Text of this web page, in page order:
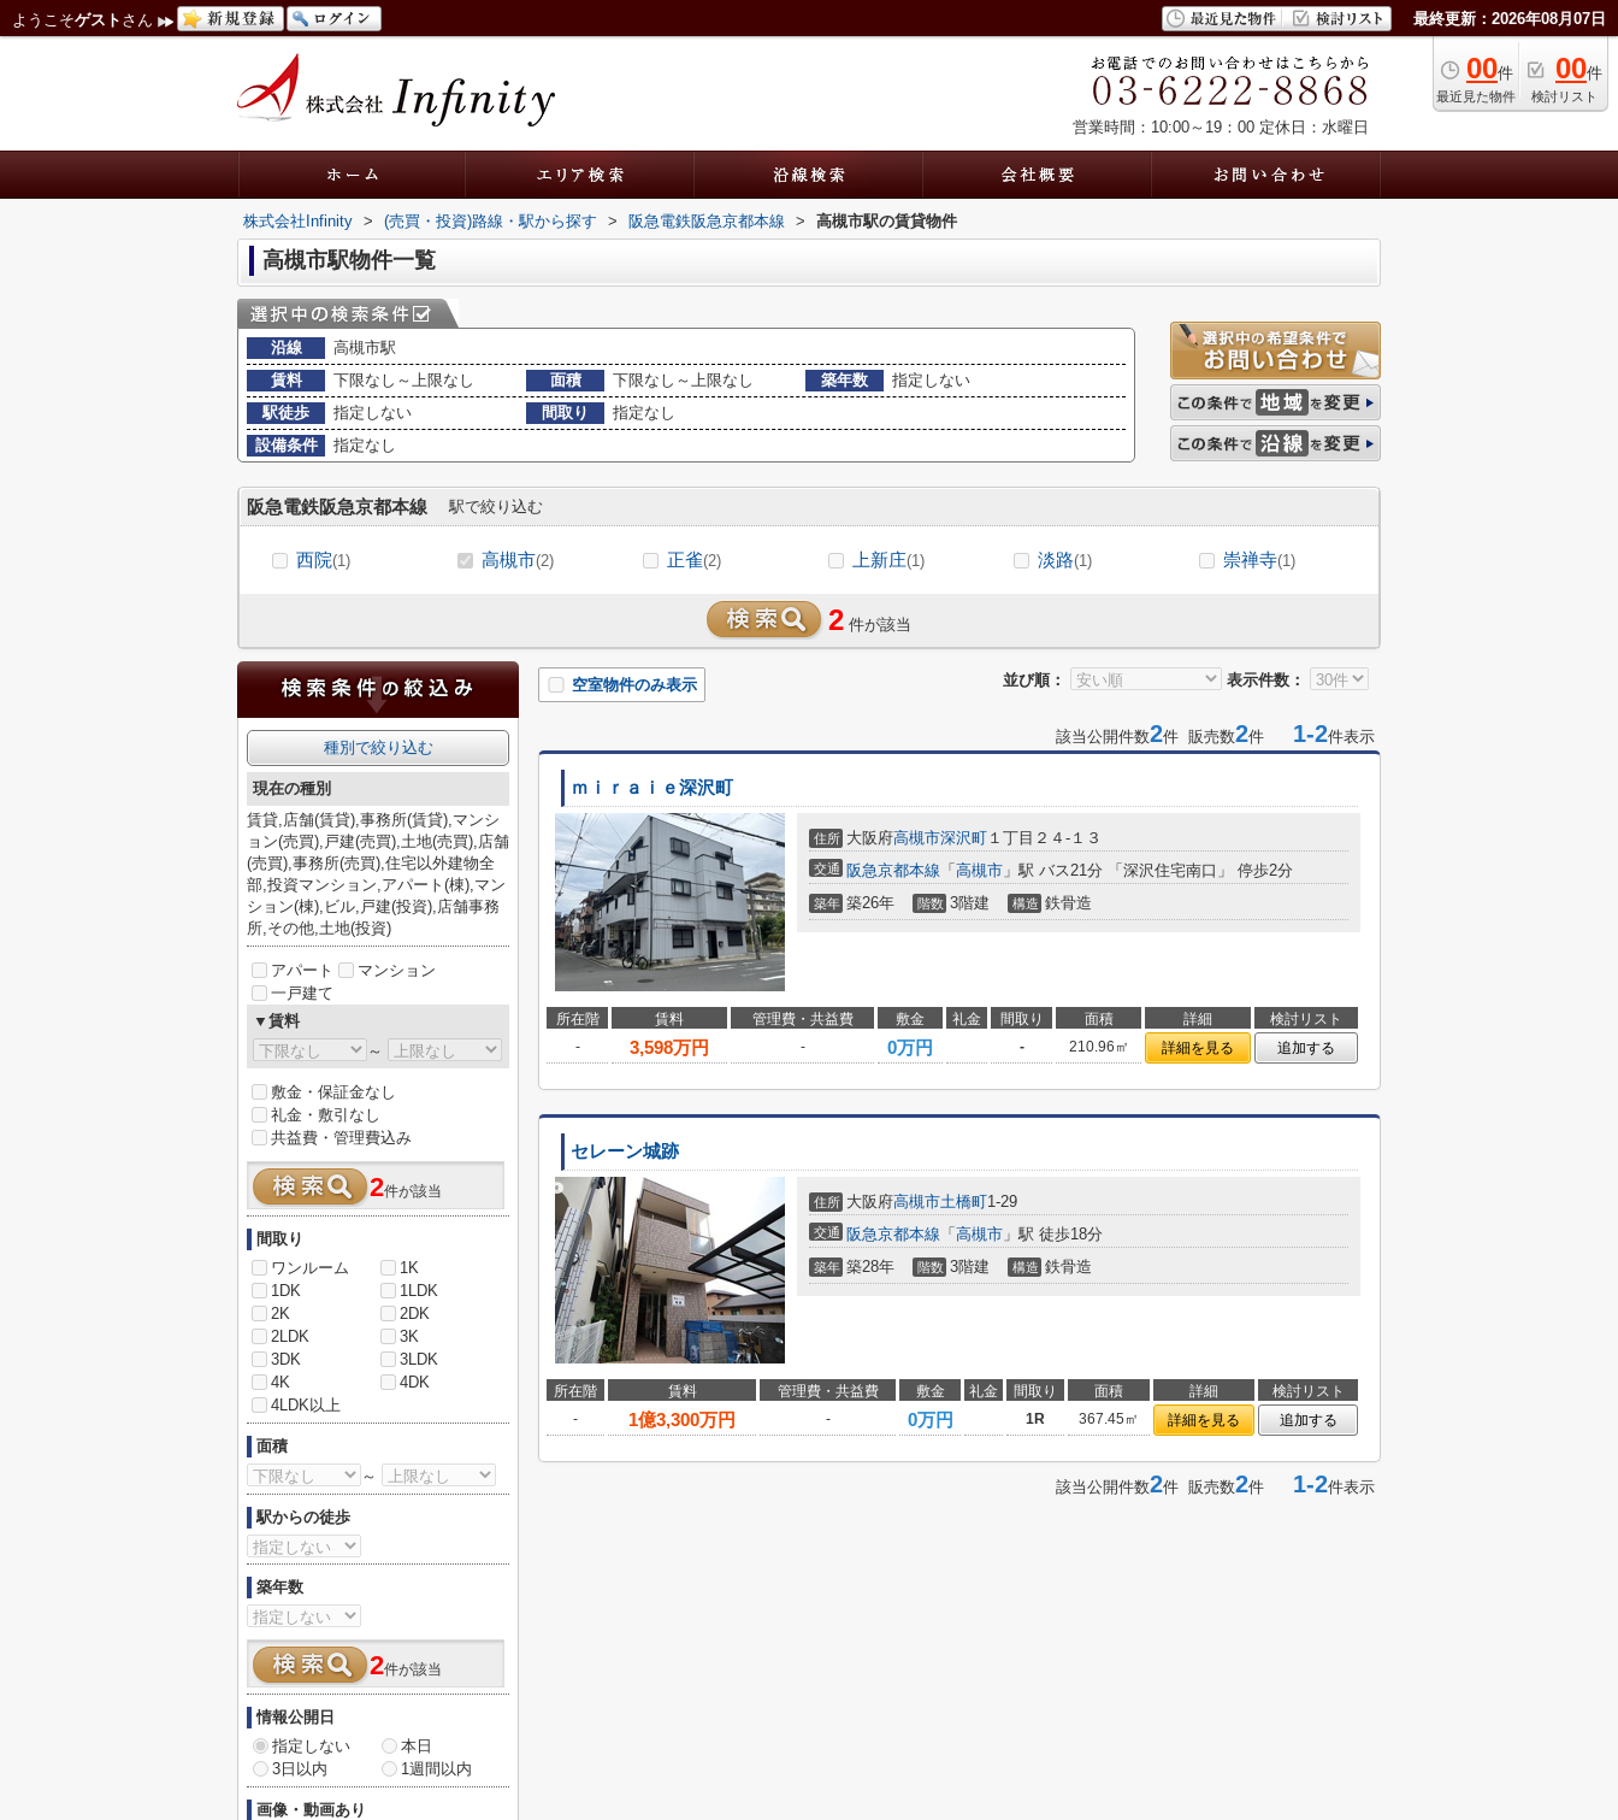
ようこそゲスト さん 最終更新：2026年08月07日
00件
最近見た物件
00件
検討リスト
営業時間：10:00～19：00 定休日：水曜日
株式会社Infinity > (売買・投資)路線・駅から探す > 阪急電鉄阪急京都本線 > 高槻市駅の賃貸物件
高槻市駅物件一覧
沿線
高槻市駅
賃料
下限なし～上限なし 面積 下限なし～上限なし 築年数
指定しない
駅徒歩
指定しない 間取り
指定なし
設備条件
指定なし
阪急電鉄阪急京都本線 駅で絞り込む
西院(1) 高槻市(2) 正雀(2) 上新庄(1) 淡路(1) 崇禅寺(1)
2 件が該当
並び順： 表示件数：
空室物件のみ表示
該当公開件数2件 販売数2件 1-2件表示
ｍｉｒａｉｅ深沢町
住所 大阪府高槻市深沢町 １丁目２４-１３
交通 阪急京都本線 「 高槻市 」駅 バス21分 「深沢住宅南口」 停歩2分
築年 築26年 階数 3階建 構造 鉄骨造
所在階 賃料 管理費・共益費 敷金 礼金 間取り 面積 詳細
検討リスト
-
3,598万円 - 0万円 - 210.96㎡ 詳細を見る 追加する
セレーン城跡
住所 大阪府高槻市土橋町1-29
交通 阪急京都本線 「 高槻市 」駅 徒歩18分
築年 築28年 階数 3階建 構造 鉄骨造
所在階 賃料 管理費・共益費 敷金 礼金 間取り 面積 詳細
検討リスト
-
1億3,300万円 - 0万円 1R 367.45㎡ 詳細を見る 追加する
該当公開件数2件 販売数2件 1-2件表示
種別で絞り込む
現在の種別
賃貸,店舗(賃貸),事務所(賃貸),マンシ
ョン(売買),戸建(売買),土地(売買),店舗
(売買),事務所(売買),住宅以外建物全
部,投資マンション,アパート(棟),マン
ション(棟),ビル,戸建(投資),店舗事務
所,その他,土地(投資)
アパート
マンション
一戸建て
▼賃料
～
敷金・保証金なし
礼金・敷引なし
共益費・管理費込み
2件が該当
間取り
ワンルーム
1K
1DK
1LDK
2K
2DK
2LDK
3K
3DK
3LDK
4K
4DK
4LDK以上
面積
～
駅からの徒歩
築年数
2件が該当
情報公開日
指定しない
本日
3日以内
1週間以内
画像・動画あり